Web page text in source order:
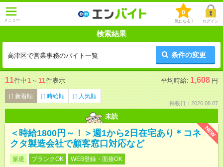
メニュー
0
気になる！ ログイン
検索結果
高津区で営業事務のバイト一覧 条件の変更
11件中1 ～ 11件表示 平均時給: 1,608 円
新着順 時給順 人気順
掲載日：2026.08.07
未読
NEW
＜時給1800円～！＞週1から2日在宅あり＊コネ
クタ製造会社で顧客窓口対応など
派遣 ブランクOK WEB登録・面接OK